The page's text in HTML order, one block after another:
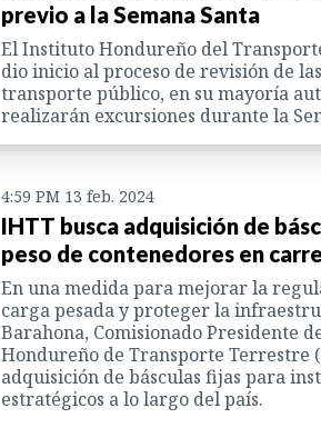
previo a la Semana Santa
El Instituto Hondureño del
dio inicio al proceso de revisión de
transporte público, en su mayoría
realizarán excursiones durante la
4:59 PM 13 feb. 2024
IHTT busca adquisición de
peso de contenedores en
En una medida para mejorar la
carga pesada y proteger la
Barahona, Comisionado Presidente
Hondureño de Transporte Terrestre
adquisición de básculas fijas para
estratégicos a lo largo del país.